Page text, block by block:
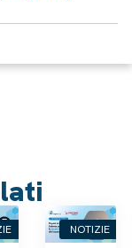
NOTIZIE